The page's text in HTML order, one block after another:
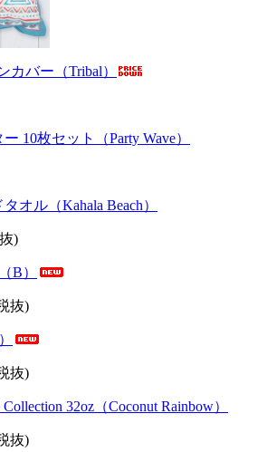
カバー（Tribal）
10枚セット（Party Wave）
オル（Kahala Beach）
)
B）
抜)
抜)
32oz（Coconut Rainbow）
抜)